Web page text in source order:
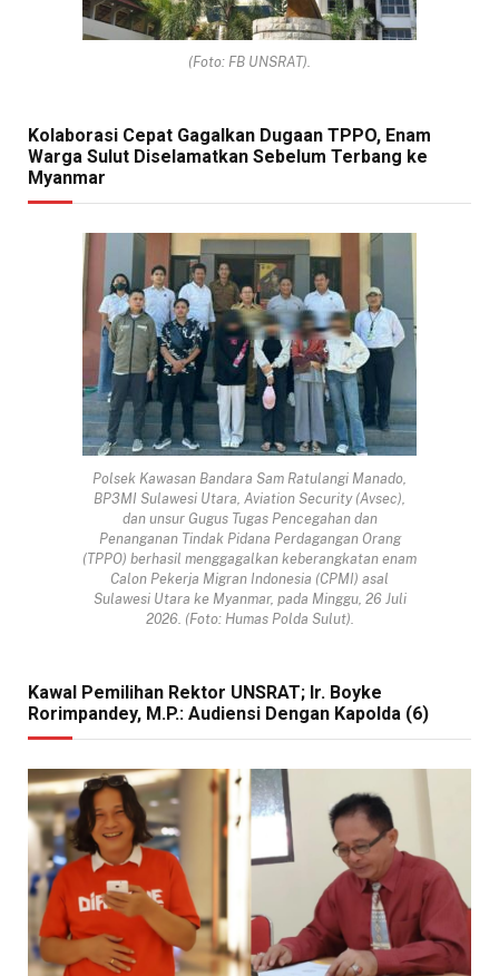
(Foto: FB UNSRAT).
Kolaborasi Cepat Gagalkan Dugaan TPPO, Enam
Warga Sulut Diselamatkan Sebelum Terbang ke
Myanmar
Polsek Kawasan Bandara Sam Ratulangi Manado,
BP3MI Sulawesi Utara, Aviation Security (Avsec),
dan unsur Gugus Tugas Pencegahan dan
Penanganan Tindak Pidana Perdagangan Orang
(TPPO) berhasil menggagalkan keberangkatan enam
Calon Pekerja Migran Indonesia (CPMI) asal
Sulawesi Utara ke Myanmar, pada Minggu, 26 Juli
2026. (Foto: Humas Polda Sulut).
Kawal Pemilihan Rektor UNSRAT; Ir. Boyke
Rorimpandey, M.P.: Audiensi Dengan Kapolda (6)